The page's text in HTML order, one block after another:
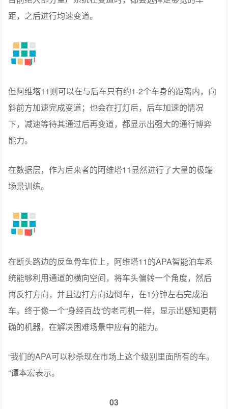
距，之后进行均速变道。
但阿维塔11则可以在与后车只有约1-2个车身的距离内，向
斜前方加速完成变道；也会在打灯后，后车加速的情况
下，减速等待其通过后再变道，都显示出强大的通行博弈
能力。
在数据层，作为后来者的阿维塔11显然进行了大量的极端
场景训练。
在断头路边的反鱼骨车位上，阿维塔11的APA智能泊车系
统能够利用通道的横向空间，将车头偏转一个角度，然后
再反打方向，并且边打方向边倒车，在1分钟左右完成泊
车。终于像一个“身经百战“的老司机一样，显示出感知更精
确的机器，在解决困难场景中应有的能力。
“我们的APA可以秒杀现在市场上这个级别里面所有的车。
“谭本宏表示。
03